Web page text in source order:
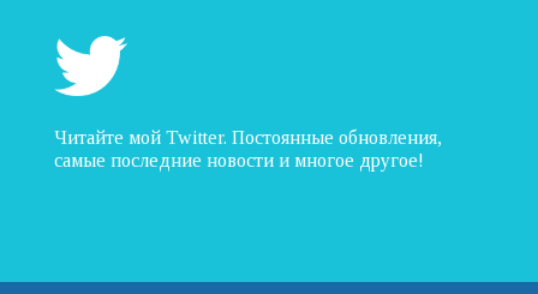
Читайте мой Twitter. Постоянные обновления,
самые последние новости и многое другое!